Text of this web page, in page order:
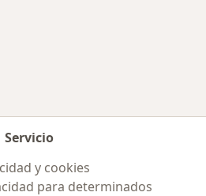
Servicio
y cookies
para determinados